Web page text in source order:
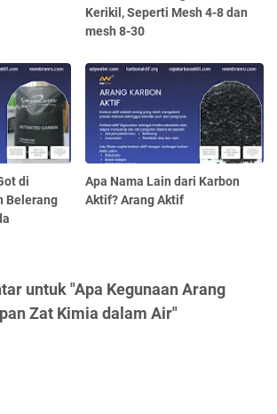
Kerikil, Seperti Mesh 4-8 dan
mesh 8-30
di
Belerang
Apa Nama Lain dari Karbon
Aktif? Arang Aktif
untuk "Apa Kegunaan Arang
Zat Kimia dalam Air"